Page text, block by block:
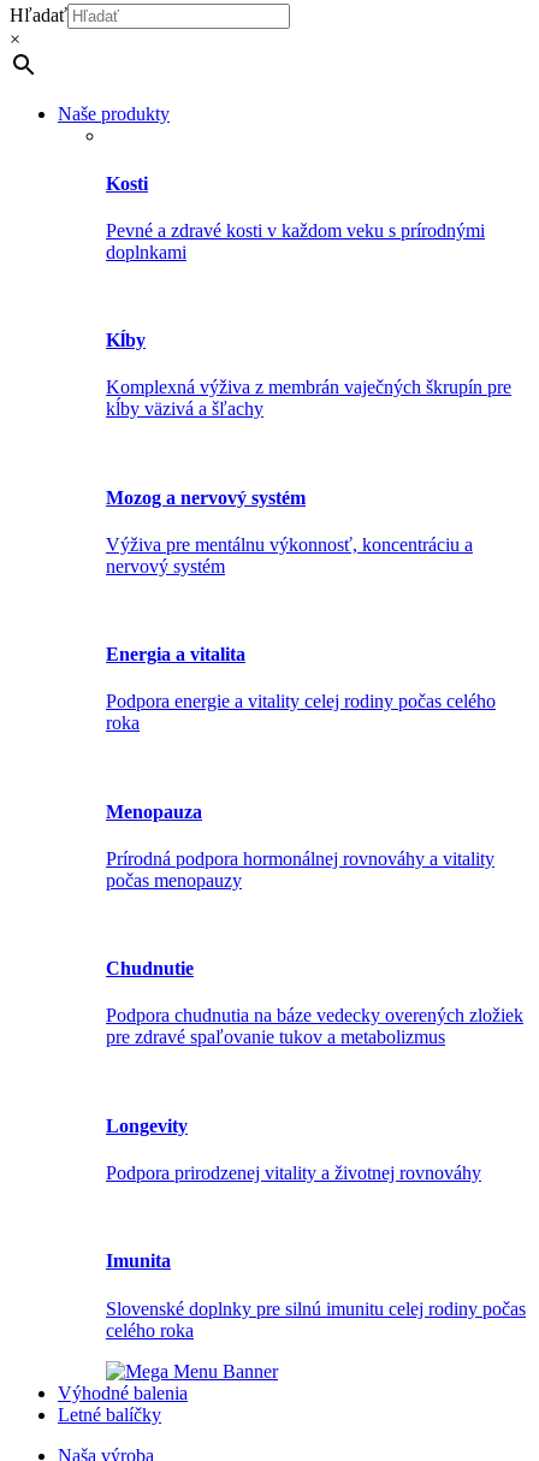
Hľadať
×
Naše produkty
Kosti
Pevné a zdravé kosti v každom veku s prírodnými
doplnkami
Kĺby
Komplexná výživa z membrán vaječných škrupín pre
kĺby väzivá a šľachy
Mozog a nervový systém
Výživa pre mentálnu výkonnosť, koncentráciu a
nervový systém
Energia a vitalita
Podpora energie a vitality celej rodiny počas celého
roka
Menopauza
Prírodná podpora hormonálnej rovnováhy a vitality
počas menopauzy
Chudnutie
Podpora chudnutia na báze vedecky overených zložiek
pre zdravé spaľovanie tukov a metabolizmus
Longevity
Podpora prirodzenej vitality a životnej rovnováhy
Imunita
Slovenské doplnky pre silnú imunitu celej rodiny počas
celého roka
Výhodné balenia
Letné balíčky
Naša výroba